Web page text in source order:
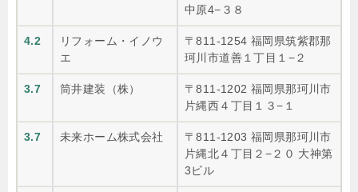
中原4−３８
4.2
リフォーム・イノウ
エ
〒811-1254 福岡県筑紫郡那
珂川市道善１丁目１−２
3.7 筒井建装（株）
〒811-1202 福岡県那珂川市
片縄西４丁目１３−１
3.7 未来ホーム株式会社
〒811-1203 福岡県那珂川市
片縄北４丁目２−２０ 大神第
3ビル